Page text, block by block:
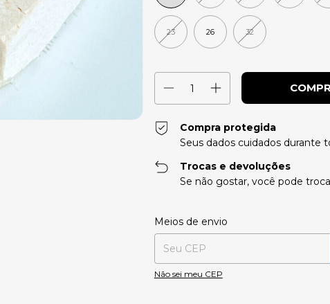
23 26 32
Compra protegida
Seus dados cuidados durante
Trocas e devoluções
Se não gostar, você pode
Entregas para o CEP:
Meios de envio
Não sei meu CEP